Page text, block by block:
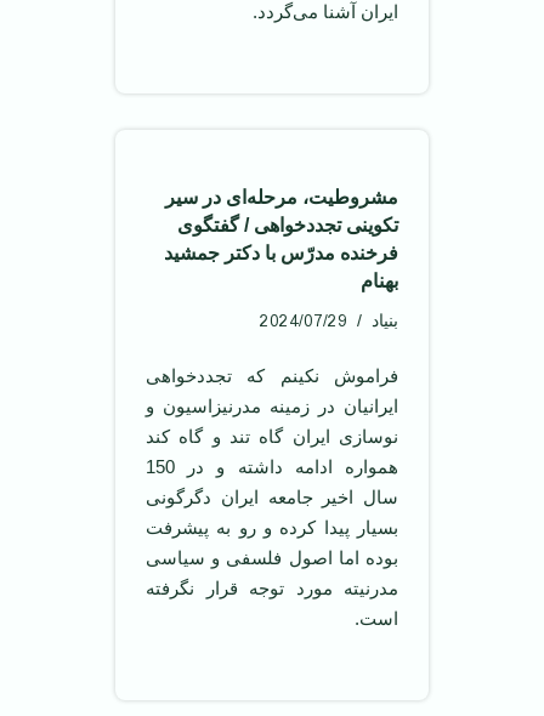
ایران آشنا می‌گردد.
مشروطیت، مرحله‌ای در سیر
تکوینی تجددخواهی / گفتگوی
فرخنده مدرّس با دکتر جمشید
بهنام
بنیاد 2024/07/29
فراموش نکينم که تجددخواهی
ايرانيان در زمينه مدرنيزاسيون و
نوسازی ايران گاه تند و گاه کند
همواره ادامه داشته و در 150
سال اخير جامعه ايران دگرگونی
بسيار پيدا کرده و رو به پيشرفت
بوده اما اصول فلسفی و سياسی
مدرنيته مورد توجه قرار نگرفته
است.